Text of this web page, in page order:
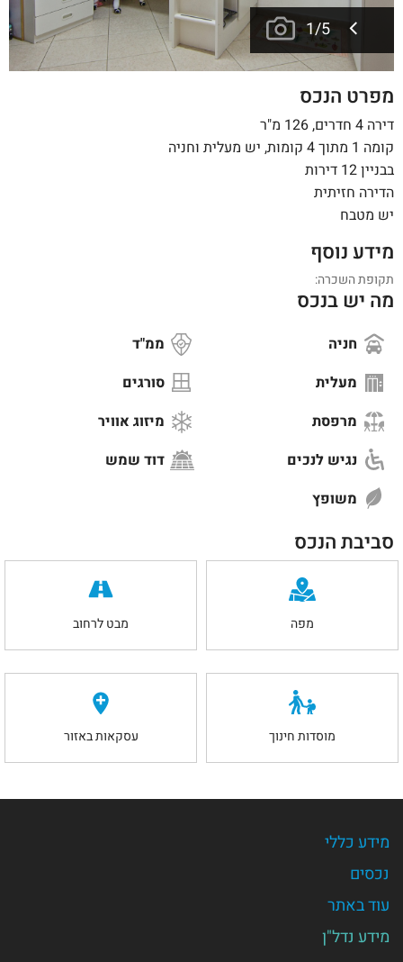
1/5
מפרט הנכס
דירה 4 חדרים, 126 מ"ר
קומה 1 מתוך 4 קומות, יש מעלית וחניה
בבניין 12 דירות
הדירה חזיתית
יש מטבח
מידע נוסף
תקופת השכרה:
מה יש בנכס
חניה
ממ"ד
מעלית
סורגים
מרפסת
מיזוג אוויר
נגיש לנכים
דוד שמש
משופץ
סביבת הנכס
מפה מבט לרחוב
מוסדות חינוך עסקאות באזור
מידע כללי
נכסים
עוד באתר
מידע נדל"ן